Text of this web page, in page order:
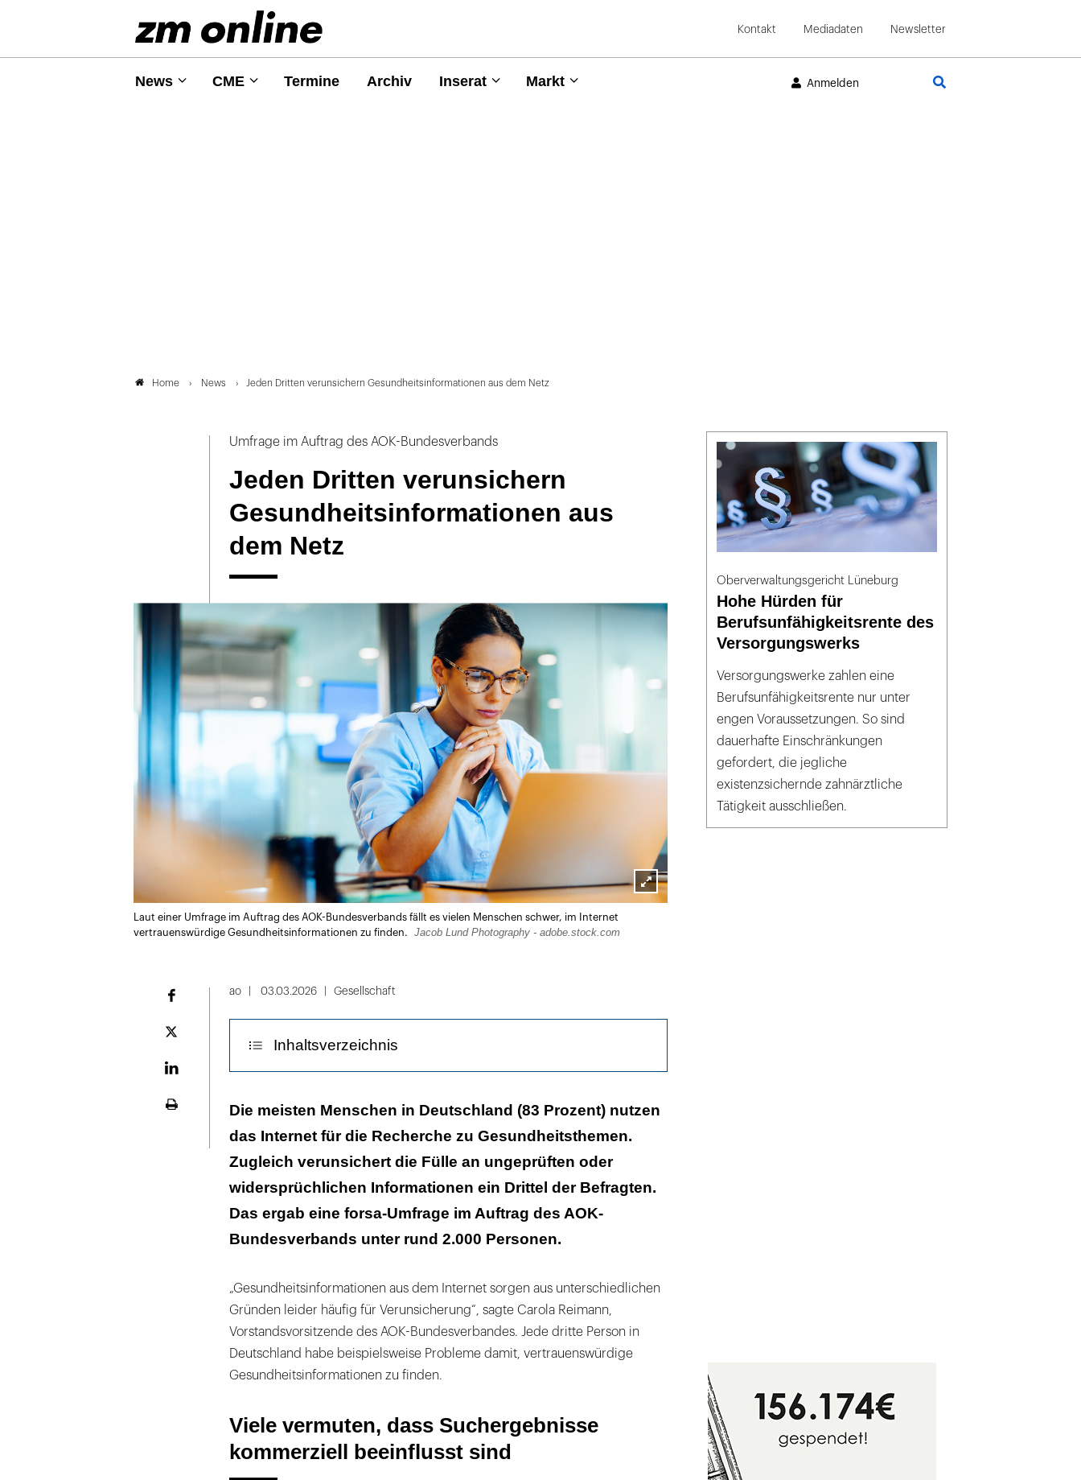
Kontakt Mediadaten Newsletter
News CME Termine Archiv Inserat Markt Anmelden
Home News Jeden Dritten verunsichern Gesundheitsinformationen aus dem Netz
Umfrage im Auftrag des AOK-Bundesverbands
Jeden Dritten verunsichern
Gesundheitsinformationen aus
dem Netz
Lightbox
Laut einer Umfrage im Auftrag des AOK-Bundesverbands fällt es vielen Menschen schwer, im Internet
vertrauenswürdige Gesundheitsinformationen zu finden.
Jacob Lund Photography - adobe.stock.com
Plattform
ao 03.03.2026 Gesellschaft
Inhaltsverzeichnis
Viele vermuten, dass Suchergebnisse kommerziell beeinflusst
Jeder Achte nutzt KI generierte Suchergebnisse
Die meisten Menschen in Deutschland (83 Prozent) nutzen
das Internet für die Recherche zu Gesundheitsthemen.
Zugleich verunsichert die Fülle an ungeprüften oder
widersprüchlichen Informationen ein Drittel der Befragten.
Das ergab eine forsa-Umfrage im Auftrag des AOK-
Bundesverbands unter rund 2.000 Personen.
„Gesundheitsinformationen aus dem Internet sorgen aus unterschiedlichen
Gründen leider häufig für Verunsicherung“, sagte Carola Reimann,
Vorstandsvorsitzende des AOK-Bundesverbandes. Jede dritte Person in
Deutschland habe beispielsweise Probleme damit, vertrauenswürdige
Gesundheitsinformationen zu finden.
Viele vermuten, dass Suchergebnisse
kommerziell beeinflusst sind
Oberverwaltungsgericht Lüneburg
Hohe Hürden für
Berufsunfähigkeitsrente des
Versorgungswerks
Versorgungswerke zahlen eine
Berufsunfähigkeitsrente nur unter
engen Voraussetzungen. So sind
dauerhafte Einschränkungen
gefordert, die jegliche
existenzsichernde zahnärztliche
Tätigkeit ausschließen.